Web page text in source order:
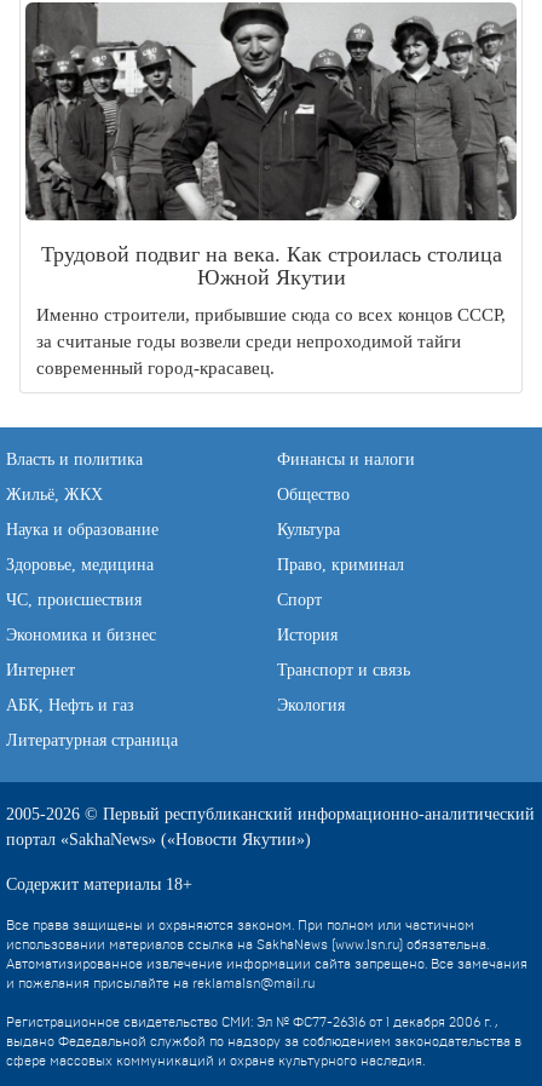
Трудовой подвиг на века. Как строилась столица
Южной Якутии
Именно строители, прибывшие сюда со всех концов СССР,
за считаные годы возвели среди непроходимой тайги
современный город-красавец.
Власть и политика
Финансы и налоги
Жильё, ЖКХ
Общество
Наука и образование
Культура
Здоровье, медицина
Право, криминал
ЧС, происшествия
Спорт
Экономика и бизнес
История
Интернет
Транспорт и связь
АБК, Нефть и газ
Экология
Литературная страница
2005-2026 © Первый республиканский информационно-аналитический
портал «SakhaNews» («Новости Якутии»)
Содержит материалы 18+
Все права защищены и охраняются законом. При полном или частичном
использовании материалов ссылка на SakhaNews (www.1sn.ru) обязательна.
Автоматизированное извлечение информации сайта запрещено. Все замечания
и пожелания присылайте на reklama1sn@mail.ru
Регистрационное свидетельство СМИ: Эл № ФС77-26316 от 1 декабря 2006 г. ,
выдано Федедальной службой по надзору за соблюдением законодательства в
сфере массовых коммуникаций и охране культурного наследия.